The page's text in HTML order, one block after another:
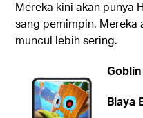
Mereka kini akan punya
sang pemimpin.
muncul lebih sering.
Biaya